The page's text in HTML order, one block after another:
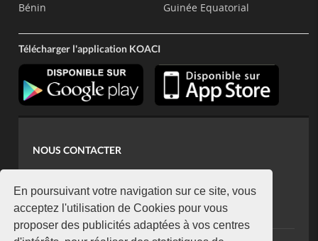
En poursuivant votre navigation sur ce site, vous
acceptez l'utilisation de Cookies pour vous
proposer des publicités adaptées à vos centres
Bénin
Guinée Equatorial
Télécharger l'application KOACI
NOUS CONTACTER
koaci@yahoo.fr
+225 07 08 85 52 93